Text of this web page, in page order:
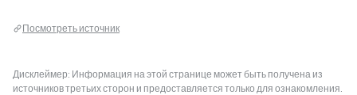
Посмотреть источник
Дисклеймер: Информация на этой странице может быть получена из
источников третьих сторон и предоставляется только для ознакомления.